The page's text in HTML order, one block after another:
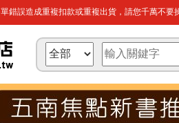
錯誤造成重複扣款或重複出貨，請您千萬不要